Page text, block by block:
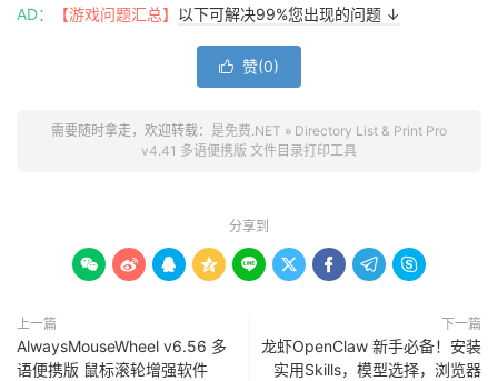
AD： 【游戏问题汇总】 以下可解决99%您出现的问题 ↓
 赞(0)
需要随时拿走，欢迎转载： 是免费.NET » Directory List & Print Pro
v4.41 多语便携版 文件目录打印工具
分享到
        
上一篇
AlwaysMouseWheel v6.56 多
语便携版 鼠标滚轮增强软件
下一篇
龙虾OpenClaw 新手必备！安装
实用Skills，模型选择，浏览器